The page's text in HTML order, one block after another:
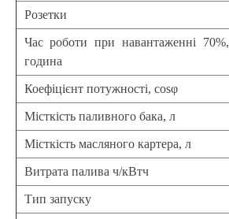
Розетки
Час роботи при навантаженні 70%,
година
Коефіцієнт потужності, cosφ
Місткість паливного бака, л
Місткість масляного картера, л
Витрата палива ч/кВтч
Тип запуску